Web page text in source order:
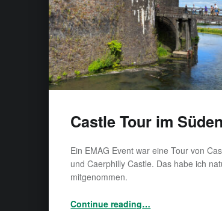
Castle Tour im Süden
Ein EMAG Event war eine Tour von
und Caerphilly Castle. Das habe ich
mitgenommen.
Continue reading…